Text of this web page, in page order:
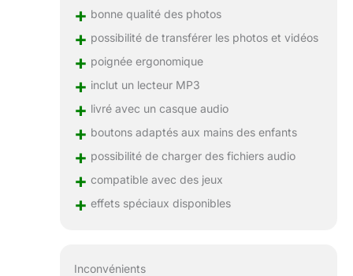
+ bonne qualité des photos
+ possibilité de transférer les photos et vidéos
+ poignée ergonomique
+ inclut un lecteur MP3
+ livré avec un casque audio
+ boutons adaptés aux mains des enfants
+ possibilité de charger des fichiers audio
+ compatible avec des jeux
+ effets spéciaux disponibles
Inconvénients